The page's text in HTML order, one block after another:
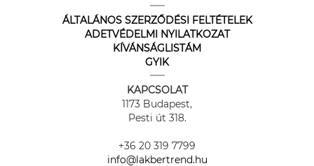
ÁLTALÁNOS SZERZŐDÉSI FELTÉTELEK
ADETVÉDELMI NYILATKOZAT
KÍVÁNSÁGLISTÁM
GYIK
KAPCSOLAT
1173 Budapest,
Pesti út 318.
+36 20 319 7799
info@lakbertrend.hu